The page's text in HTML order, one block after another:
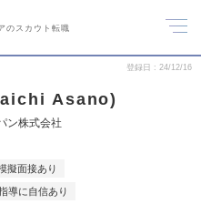
のスカウト転職
登録日 24/12/16
Asano)
ン株式会社
擬面接あり
導に自信あり